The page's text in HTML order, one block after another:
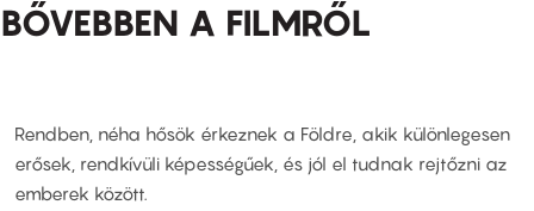
BŐVEBBEN A FILMRŐL
Rendben, néha hősök érkeznek a Földre, akik különlegesen
erősek, rendkívüli képességűek, és jól el tudnak rejtőzni az
emberek között.